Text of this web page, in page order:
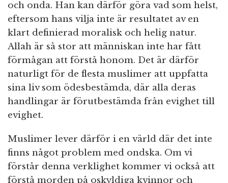
och onda. Han kan därför göra vad som helst,
eftersom hans vilja inte är resultatet av en
klart definierad moralisk och helig natur.
Allah är så stor att människan inte har fått
förmågan att förstå honom. Det är därför
naturligt för de flesta muslimer att uppfatta
sina liv som ödesbestämda, där alla deras
handlingar är förutbestämda från evighet till
evighet.
Muslimer lever därför i en värld där det inte
finns något problem med ondska. Om vi
förstår denna verklighet kommer vi också att
förstå morden på oskyldiga kvinnor och